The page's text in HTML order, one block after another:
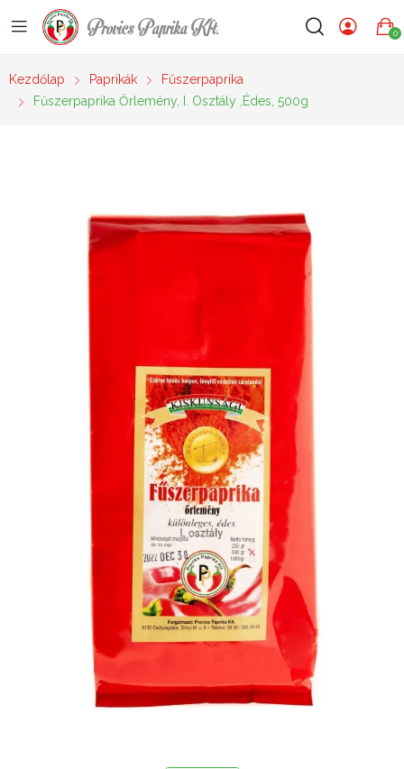
Provics Paprika Kft. 0
Kezdőlap Paprikák
Fűszerpaprika
Fűszerpaprika Őrlemény, I. Osztály ,édes, 500g